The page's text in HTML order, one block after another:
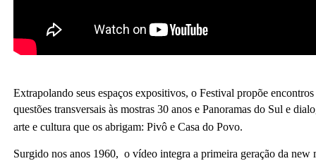
Extrapolando seus espaços expositivos, o Festival propõe
questões transversais às mostras 30 anos e Panoramas do Sul e
arte e cultura que os abrigam: Pivô e Casa do Povo.
Surgido nos anos 1960, o vídeo integra a primeira geração da new